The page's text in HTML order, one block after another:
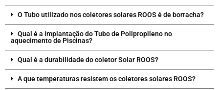
O Tubo utilizado nos coletores solares ROOS é de borracha?
Qual é a implantação do Tubo de Polipropileno no
aquecimento de Piscinas?
Qual é a durabilidade do coletor Solar ROOS?
A que temperaturas resistem os coletores solares ROOS?